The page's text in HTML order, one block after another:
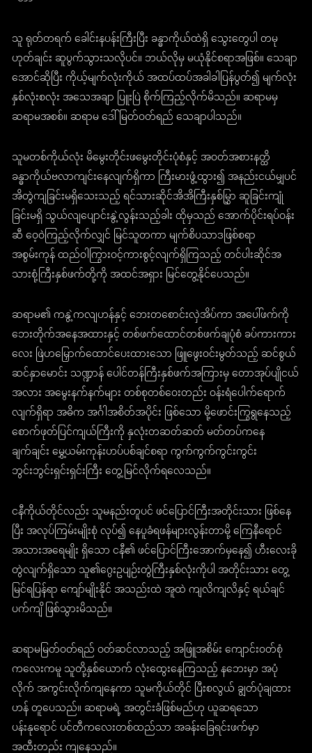
သူ ရုတ်တရက် ခေါင်းနပန်းကြီးပြီး ခန္ဓာကိုယ်ထဲရှိ သွေးတွေပါ တမု
ဟုတ်ချင်း ဆူပွက်သွားသလိုပင်။ ဘယ်လိုမှ မယုံနိုင်စရာအဖြစ်။ သေချာ
အောင်ဆိုပြီး ကိုယ့်မျက်လုံးကိုယ် အထပ်ထပ်အခါခါပြန်ပွတ်၍ မျက်လုံး
နှစ်လုံးစလုံး အသေအချာ ပြူးပြဲ စိုက်ကြည့်လိုက်မိသည်။ ဆရာမမှ
ဆရာမအစစ်။ ဆရာမ ဒေါ်မြတ်ဝတ်ရည် သေချာပါသည်။
သူမတစ်ကိုယ်လုံး မိမွေးတိုင်းဖမွေးတိုင်းပုံစံနှင့် အဝတ်အစားနတ္ထိ
ခန္ဓာကိုယ်ဗလာကျင်းနေလျက်ရှိကာ ကြီးမားဖွံ့ထွား၍ အနည်းငယ်မျှပင်
အိတွဲကျခြင်းမရှိသေးသည့် ရင်သားဆိုင်အိအိကြီးနှစ်မြွှာ ဆူခြင်းကျုံ
ခြင်းမရှိ သွယ်လျပျောင်းနွဲ့လွန်းသည့်ခါး ထိုမှသည် အောက်ပိုင်းရပ်ဝန်း
ဆီ ဝေ့ဝဲကြည့်လိုက်လျှင် မြင်သူတကာ မျက်စိပသာဒဖြစ်စရာ
အစွမ်းကုန် ထည်ဝါကြွားဝင့်ကားစွင့်လျက်ရှိကြသည့် တင်ပါးဆိုင်အ
သားစုံ့ကြီးနှစ်ဖက်တို့ကို အထင်အရှား မြင်တွေ့နိုင်ပေသည်။
ဆရာမ၏ ကနွဲ့ကလျဟန်နှင့် ဘေးတစောင်းလှဲအိပ်ကာ အပေါ်ဖက်ကို
ဘေးတိုက်အနေအထားနှင့် တစ်ဖက်ထောင်တစ်ဖက်ချပုံစံ ခပ်ကားကား
လေး ဖြဲဟမြှောက်ထောင်ပေးထားသော ဖြူဖွေးဝင်းမွတ်သည့် ဆင်စွယ်
ဆင်နှာမောင်း သဏ္ဍာန် ပေါင်တန်ကြီးနှစ်ဖက်အကြားမှ တောအုပ်ပျိုငယ်
အလား အမွေးနက်နက်များ တစ်စုတစ်ဝေးတည်း ဝန်းရံပေါက်ရောက်
လျက်ရှိရာ အဓိက အင်္ဂါအစိတ်အပိုင်း ဖြစ်သော မို့ဖောင်းကြွရွနေသည့်
စောက်ဖုတ်ပြင်ကျယ်ကြီးကို နှလုံးတဆတ်ဆတ် မတ်တပ်ကနေ
ချက်ချင်း မွှေ့ယမ်းကုန်းဟပ်ပစ်ချင်စရာ ကွက်ကွက်ကွင်းကွင်း
ဘွင်းဘွင်းရှင်းရှင်းကြီး တွေ့မြင်လိုက်ရလေသည်။
ငနီကိုယ်တိုင်လည်း သူမနည်းတူပင် ဖင်ပြောင်ကြီးအတိုင်းသား ဖြစ်နေ
ပြီး အလုပ်ကြမ်းမျိုးစုံ လုပ်၍ နေပူခံရဖန်များလွန်းတာမို့ ကြေနီရောင်
အသားအရေမျိုး ရှိသော ငနီ၏ ဖင်ပြောင်ကြီးအောက်မှနေ၍ ဟီးလေးခို
တွဲလျက်ရှိသော သူ၏ဂွေးဥပျဉ်းတွဲကြီးနှစ်လုံးကိုပါ အတိုင်းသား တွေ့
မြင်ရပြန်ရာ ကျော်မျိုးနိုင် အသည်းထဲ အူထဲ ကျလိကျလိနှင့် ရယ်ချင်
ပက်ကျိ ဖြစ်သွားမိသည်။
ဆရာမမြတ်ဝတ်ရည် ဝတ်ဆင်လာသည့် အဖြူအစိမ်း ကျောင်းဝတ်စုံ
ကလေးကမူ သူတို့နှစ်ယောက် လုံးထွေးနေကြသည့် နဘေးမှာ အပုံ
လိုက် အကွင်းလိုက်ကျနေကာ သူမကိုယ်တိုင် ပြီးစလွယ် ချွတ်ပုံချထား
ဟန် တူပေသည်။ ဆရာမရဲ့ အတွင်းခံဖြစ်မည်ဟု ယူဆရသော
ပန်းနုရောင် ပင်တီကလေးတစ်ထည်သာ အခန်းခြေရင်းဖက်မှာ
အထီးတည်း ကျနေသည်။